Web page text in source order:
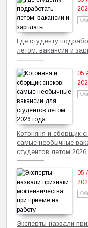
Где студенту
летом: вакансии и
05
Котоняня и сборщик
самые необычные
студентов летом
05
Эксперты назвали